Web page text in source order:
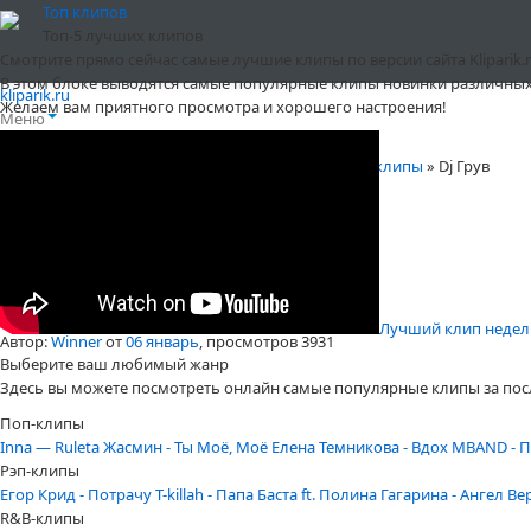
Топ клипов
В этом блоке выводятся самые популярные клипы новинки
Желаем вам приятного просмотра и хорошего настроения!
Лучший клип
Выберите ваш любимый жанр
Здесь вы можете посмотреть онлайн самые популярные клипы за
Поп-клипы
Inna — RuletaЖасмин - Ты Моё, Моё Елена Темникова - Вдох MBAND -
Рэп-клипы
Егор Крид - ПотрачуT-killah - Папа Баста ft. Полина Гагарина - Ангел
R&B-клипы
kliparik.ru
Меню
Все клипы » Dj Грув
Dj Грув
Автор:Winnerот06 январь, просмотров 3931